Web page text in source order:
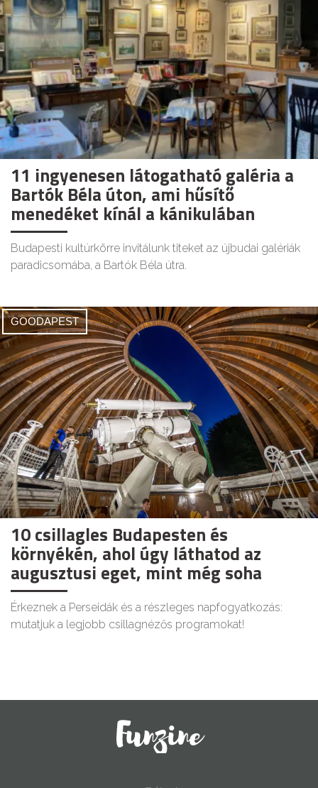
11 ingyenesen látogatható galéria a
Bartók Béla úton, ami hűsítő
menedéket kínál a kánikulában
Budapesti kultúrkörre invitálunk titeket az újbudai galériák
paradicsomába, a Bartók Béla útra.
GOODAPEST
10 csillagles Budapesten és
környékén, ahol úgy láthatod az
augusztusi eget, mint még soha
Érkeznek a Perseidák és a részleges napfogyatkozás:
mutatjuk a legjobb csillagnézős programokat!